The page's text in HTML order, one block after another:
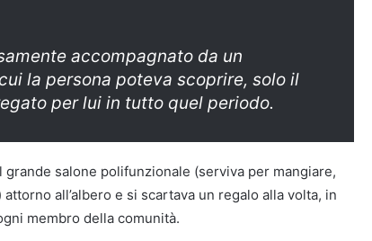
accompagnato da un
la persona poteva scoprire, solo il
per lui in tutto quel periodo.
salone polifunzionale (serviva per mangiare,
all’albero e si scartava un regalo alla volta, in
membro della comunità.